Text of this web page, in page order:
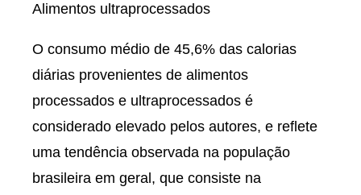
Alimentos ultraprocessados
O consumo médio de 45,6% das calorias
diárias provenientes de alimentos
processados e ultraprocessados é
considerado elevado pelos autores, e reflete
uma tendência observada na população
brasileira em geral, que consiste na